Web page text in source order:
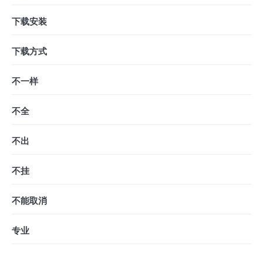
下载安装
下载方式
不一样
不全
不出
不挂
不能取消
专业